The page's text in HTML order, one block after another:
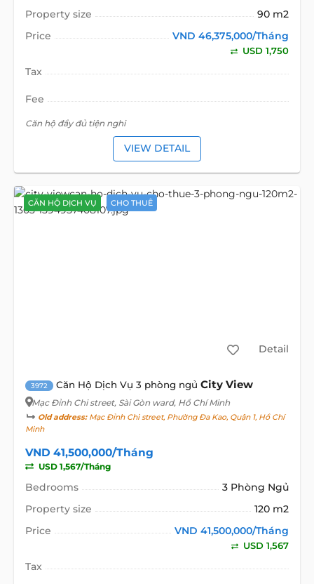
Property size
90 m2
Price
VND 46,375,000/Tháng
USD 1,750
Tax
Fee
Căn hộ đầy đủ tiện nghi
VIEW DETAIL
CĂN HỘ DỊCH VỤ CHO THUÊ
Detail
3972 Căn Hộ Dịch Vụ 3 phòng ngủ City View
Mạc Đỉnh Chi street, Sài Gòn ward, Hồ Chí Minh
Old address:Mạc Đỉnh Chi street, Phường Đa Kao, Quận 1, Hồ Chí
Minh
VND 41,500,000/Tháng
USD 1,567/Tháng
Bedrooms
3 Phòng Ngủ
Property size
120 m2
Price
VND 41,500,000/Tháng
USD 1,567
Tax